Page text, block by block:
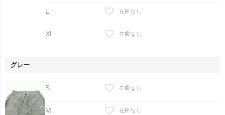
L 在庫なし
XL 在庫なし
グレー
S 在庫なし
M 在庫なし